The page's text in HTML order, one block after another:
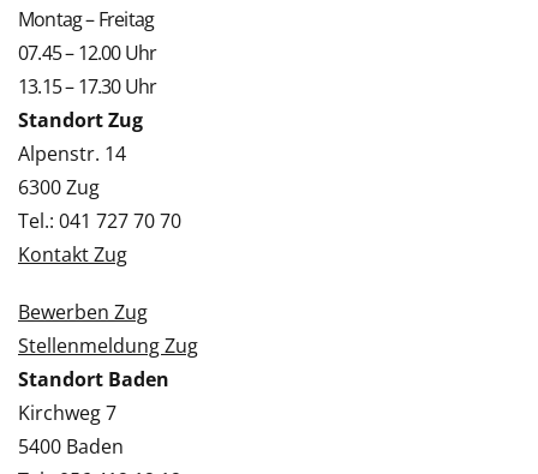
Montag – Freitag
07.45 – 12.00 Uhr
13.15 – 17.30 Uhr
Standort Zug
Alpenstr. 14
6300 Zug
Tel.: 041 727 70 70
Kontakt Zug
Bewerben Zug
Stellenmeldung Zug
Standort Baden
Kirchweg 7
5400 Baden